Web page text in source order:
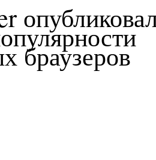
браузеров